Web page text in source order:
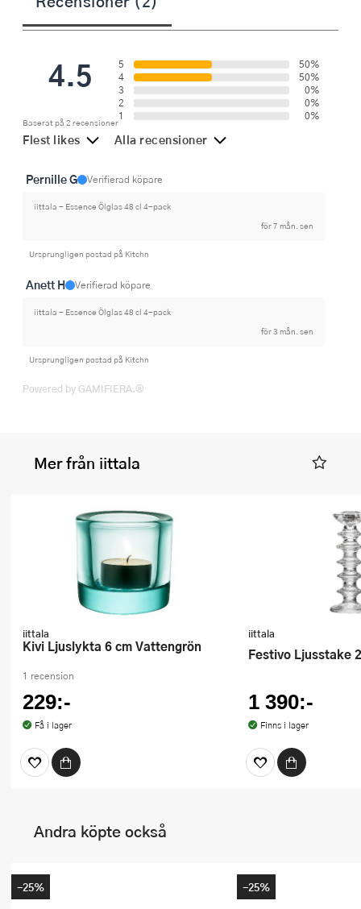
4.5
Baserat på 2 recensioner
5
50%
4
50%
3
0%
2
0%
1
0%
Flest likes Alla recensioner
Pernille G Verifierad köpare
iittala - Essence Ölglas 48 cl 4-pack
för 7 mån. sen
Ursprungligen postad på Kitchn
Anett H Verifierad köpare
iittala - Essence Ölglas 48 cl 4-pack
för 3 mån. sen
Ursprungligen postad på Kitchn
Powered by GAMIFIERA.®
Mer från iittala
iittala
Kivi Ljuslykta 6 cm Vattengrön
1 recension
229:-
Få i lager
iittala
Festivo Ljusstake
1 390:-
Finns i lager
Andra köpte också
-25% -25%